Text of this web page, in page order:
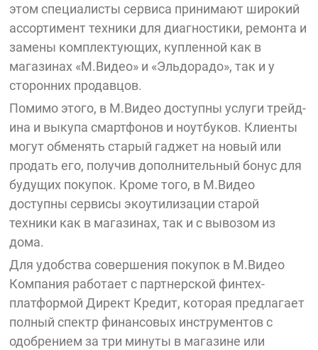
этом специалисты сервиса принимают широкий
ассортимент техники для диагностики, ремонта и
замены комплектующих, купленной как в
магазинах «М.Видео» и «Эльдорадо», так и у
сторонних продавцов.
Помимо этого, в М.Видео доступны услуги трейд-
ина и выкупа смартфонов и ноутбуков. Клиенты
могут обменять старый гаджет на новый или
продать его, получив дополнительный бонус для
будущих покупок. Кроме того, в М.Видео
доступны сервисы экоутилизации старой
техники как в магазинах, так и с вывозом из
дома.
Для удобства совершения покупок в М.Видео
Компания работает с партнерской финтех-
платформой Директ Кредит, которая предлагает
полный спектр финансовых инструментов с
одобрением за три минуты в магазине или